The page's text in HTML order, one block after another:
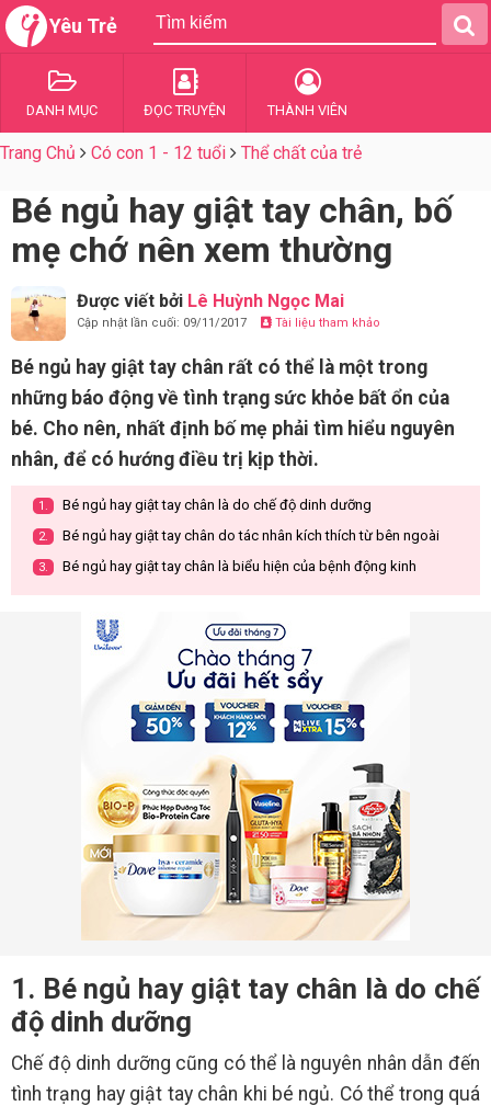
Yêu Trẻ
DANH MỤC ĐỌC TRUYỆN THÀNH VIÊN
Trang Chủ Có con 1 - 12 tuổi Thể chất của trẻ
Bé ngủ hay giật tay chân, bố
mẹ chớ nên xem thường
Được viết bởi Lê Huỳnh Ngọc Mai
Cập nhật lần cuối: 09/11/2017 Tài liệu tham khảo
Bé ngủ hay giật tay chân rất có thể là một trong
những báo động về tình trạng sức khỏe bất ổn của
bé. Cho nên, nhất định bố mẹ phải tìm hiểu nguyên
nhân, để có hướng điều trị kịp thời.
1. Bé ngủ hay giật tay chân là do chế độ dinh dưỡng
2. Bé ngủ hay giật tay chân do tác nhân kích thích từ bên ngoài
3. Bé ngủ hay giật tay chân là biểu hiện của bệnh động kinh
1. Bé ngủ hay giật tay chân là do chế
độ dinh dưỡng
Chế độ dinh dưỡng cũng có thể là nguyên nhân dẫn đến
tình trạng hay giật tay chân khi bé ngủ. Có thể trong quá